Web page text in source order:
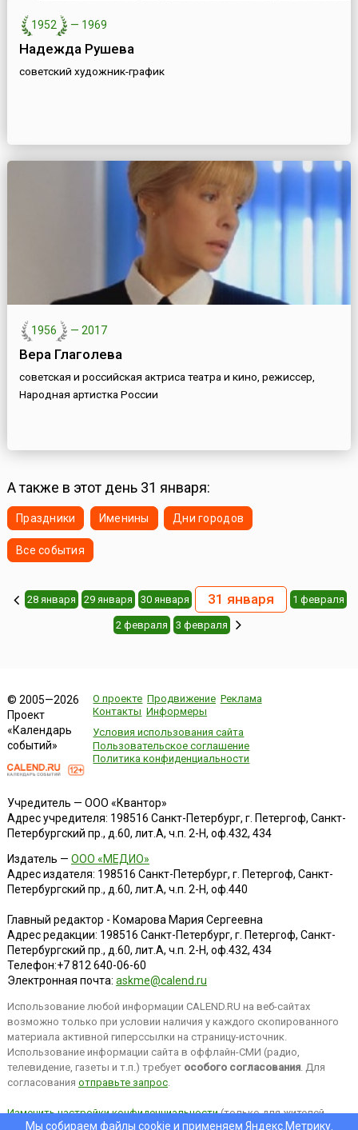
1952 — 1969
Надежда Рушева
советский художник-график
1956 — 2017
Вера Глаголева
советская и российская актриса театра и кино, режиссер,
Народная артистка России
А также в этот день 31 января:
Праздники Именины Дни городов
Все события
28 января 29 января 30 января 31 января 1 февраля
2 февраля 3 февраля
© 2005—2026
Проект
«Календарь
событий»
О проекте Продвижение Реклама
Контакты Информеры
Условия использования сайта
Пользовательское соглашение
Политика конфиденциальности
Учредитель — ООО «Квантор»
Адрес учредителя: 198516 Санкт-Петербург, г. Петергоф, Санкт-
Петербургский пр., д.60, лит.А, ч.п. 2-Н, оф.432, 434
Издатель — ООО «МЕДИО»
Адрес издателя: 198516 Санкт-Петербург, г. Петергоф, Санкт-
Петербургский пр., д.60, лит.А, ч.п. 2-Н, оф.440
Главный редактор - Комарова Мария Сергеевна
Адрес редакции: 198516 Санкт-Петербург, г. Петергоф, Санкт-
Петербургский пр., д.60, лит.А, ч.п. 2-Н, оф.432, 434
Телефон:+7 812 640-06-60
Электронная почта: askme@calend.ru
Использование любой информации CALEND.RU на веб-сайтах
возможно только при условии наличия у каждого скопированного
материала активной гиперссылки на страницу-источник.
Использование информации сайта в оффлайн-СМИ (радио,
телевидение, газеты и т.п.) требует особого согласования. Для
согласования отправьте запрос.
Изменить настройки конфиденциальности(только для жителей
Мы собираем файлы cookie и применяем Яндекс.Метрику.